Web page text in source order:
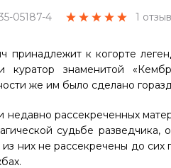
05187-4 1 отзыв
принадлежит к когорте
куратор знаменитой
же им было сделано
недавно рассекреченных
судьбе
них не рассекречены до